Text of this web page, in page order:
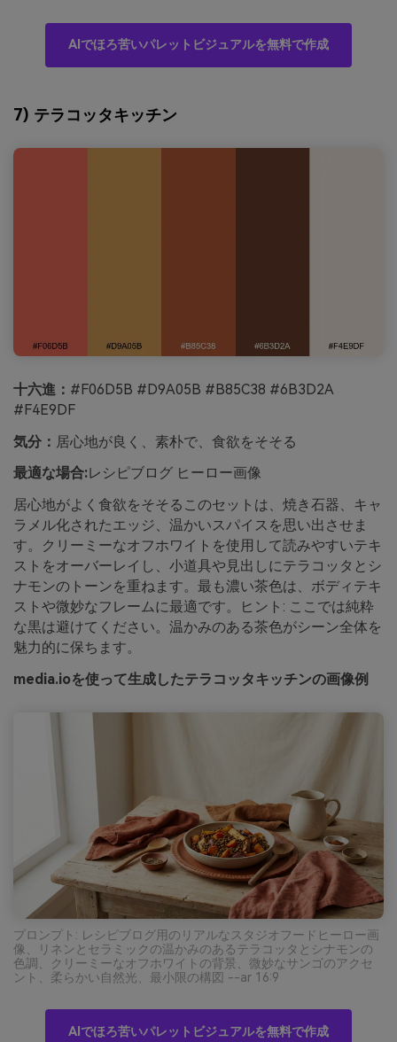
AIでほろ苦いパレットビジュアルを無料で作成
7) テラコッタキッチン
十六進： #F06D5B #D9A05B #B85C38 #6B3D2A
#F4E9DF
気分： 居心地が良く、素朴で、食欲をそそる
最適な場合:レシピブログ ヒーロー画像
居心地がよく食欲をそそるこのセットは、焼き石器、キャ
ラメル化されたエッジ、温かいスパイスを思い出させま
す。クリーミーなオフホワイトを使用して読みやすいテキ
ストをオーバーレイし、小道具や見出しにテラコッタとシ
ナモンのトーンを重ねます。最も濃い茶色は、ボディテキ
ストや微妙なフレームに最適です。ヒント: ここでは純粋
な黒は避けてください。温かみのある茶色がシーン全体を
魅力的に保ちます。
media.ioを使って生成したテラコッタキッチンの画像例
プロンプト: レシピブログ用のリアルなスタジオフードヒーロー画
像、リネンとセラミックの温かみのあるテラコッタとシナモンの
色調、クリーミーなオフホワイトの背景、微妙なサンゴのアクセ
ント、柔らかい自然光、最小限の構図 --ar 16:9
AIでほろ苦いパレットビジュアルを無料で作成